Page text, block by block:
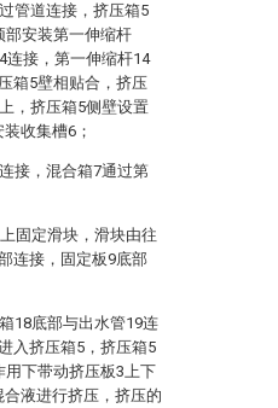
管道连接，挤压箱5
部安装第一伸缩杆
连接，第一伸缩杆14
箱5壁相贴合，挤压
，挤压箱5侧壁设置
收集槽6；
接，混合箱7通过第
固定滑块，滑块由往
连接，固定板9底部
18底部与出水管19连
入挤压箱5，挤压箱5
用下带动挤压板3上下
液进行挤压，挤压的